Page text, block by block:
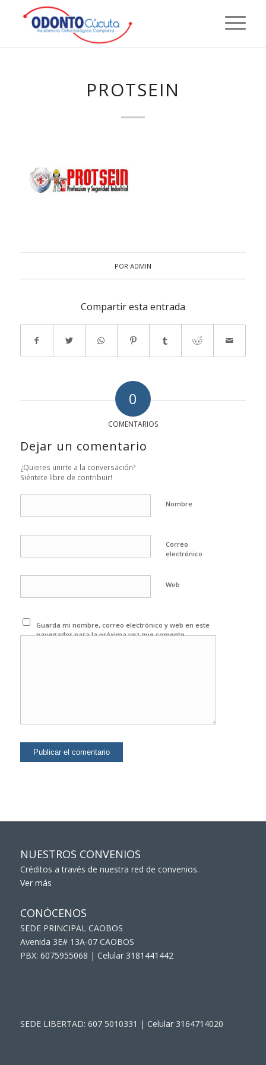
PROTSEIN
POR ADMIN
Compartir esta entrada
0
COMENTARIOS
Dejar un comentario
¿Quieres unirte a la conversación?
Siéntete libre de contribuir!
Nombre
Correo
electrónico
Web
Guarda mi nombre, correo electrónico y web en este
navegador para la próxima vez que comente.
NUESTROS CONVENIOS
Créditos a través de nuestra red de convenios.
Ver más
CONÓCENOS
SEDE PRINCIPAL CAOBOS
Avenida 3E# 13A-07 CAOBOS
PBX: 6075955068 | Celular 3181441442
SEDE LIBERTAD: 607 5010331 | Celular 3164714020